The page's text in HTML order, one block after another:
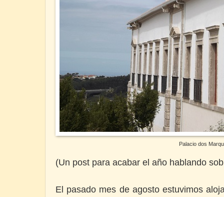
Palacio dos
(Un post para acabar el año hablando
El pasado mes de agosto estuvimos